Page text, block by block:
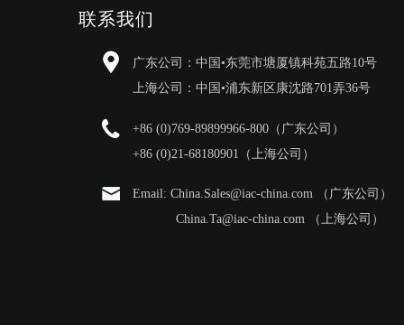
联系我们
广东公司：中国•东莞市塘厦镇科苑五路10号
上海公司：中国•浦东新区康沈路701弄36号
+86 (0)769-89899966-800（广东公司）
+86 (0)21-68180901（上海公司）
Email: China.Sales@iac-china.com （广东公司）
China.Ta@iac-china.com （上海公司）